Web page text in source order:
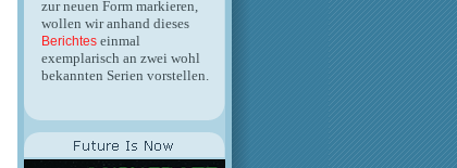
zur neuen Form markieren,
wollen wir anhand dieses
Berichteseinmal
exemplarisch an zwei wohl
bekannten Serien vorstellen.